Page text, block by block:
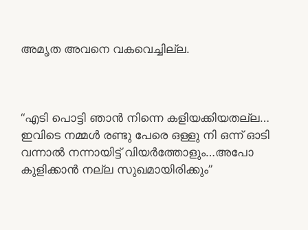
അമൃത അവനെ വകവെച്ചില്ല.
“എടി പൊട്ടി ഞാൻ നിന്നെ കളിയക്കിയതല്ല…
ഇവിടെ നമ്മൾ രണ്ടു പേരെ ഒള്ളു നി ഒന്ന് ഓടി
വന്നാൽ നന്നായിട്ട് വിയർത്തോളും…അപോ
കുളിക്കാൻ നല്ല സുഖമായിരിക്കും”